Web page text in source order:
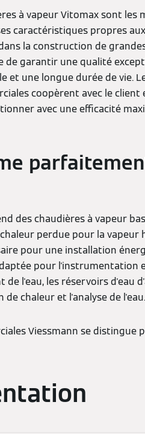
à vapeur Vitomax sont les
caractéristiques propres
la construction de
de garantir une qualité
et une longue durée de vie.
coopèrent avec le
avec une efficacité
des chaudières à vapeur
perdue pour la vapeur
pour une installation
pour l'instrumentation
l'eau, les réservoirs d'eau
chaleur et l'analyse de l'eau.
Viessmann se distingue